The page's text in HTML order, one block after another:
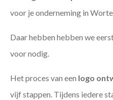
voor je onderneming in
Daar hebben hebben we
voor nodig.
Het proces van een logo
vijf stappen. Tijdens iedere